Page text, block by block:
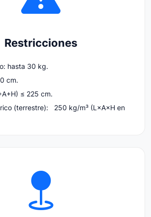
Restricciones
hasta 30 kg.
cm.
≤ 225 cm.
(terrestre): 250 kg/m³ (L×A×H en